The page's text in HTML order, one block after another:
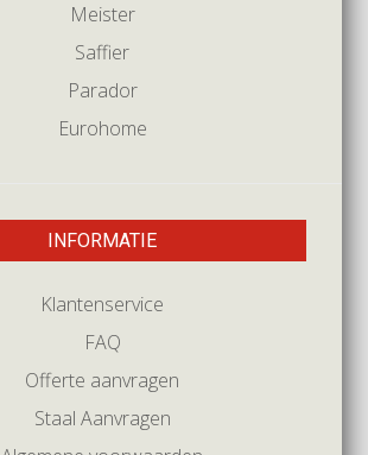
Meister
Saffier
Parador
Eurohome
INFORMATIE
Klantenservice
FAQ
Offerte aanvragen
Staal Aanvragen